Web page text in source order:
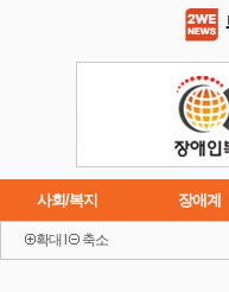
사회/복지 장애계
이슈
확대 축소